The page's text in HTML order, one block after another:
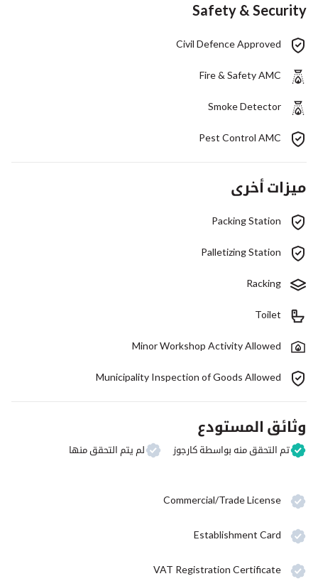
Safety & Security
Civil Defence Approved
Fire & Safety AMC
Smoke Detector
Pest Control AMC
ميزات أخرى
Packing Station
Palletizing Station
Racking
Toilet
Minor Workshop Activity Allowed
Municipality Inspection of Goods Allowed
وثائق المستودع
تم التحقق منه بواسطة كارجوز لم يتم التحقق منها
Commercial/Trade License
Establishment Card
VAT Registration Certificate